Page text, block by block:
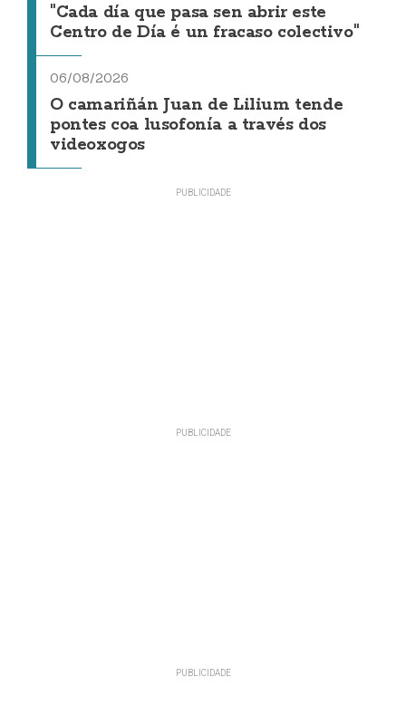
"Cada día que pasa sen abrir este
Centro de Día é un fracaso colectivo"
06/08/2026
O camariñán Juan de Lilium tende
pontes coa lusofonía a través dos
videoxogos